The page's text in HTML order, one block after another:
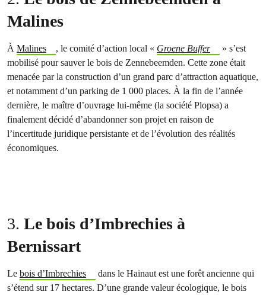
Malines
À Malines , le comité d’action local « Groene Buffer
» s’est
mobilisé pour sauver le bois de Zennebeemden. Cette zone était
menacée par la construction d’un grand parc d’attraction aquatique,
et notamment d’un parking de 1 000 places. À la fin de l’année
dernière, le maître d’ouvrage lui-même (la société Plopsa) a
finalement décidé d’abandonner son projet en raison de
l’incertitude juridique persistante et de l’évolution des réalités
économiques.
3. Le bois d’Imbrechies à
Bernissart
Le bois d’Imbrechies
dans le Hainaut est une forêt ancienne qui
s’étend sur 17 hectares. D’une grande valeur écologique, le bois